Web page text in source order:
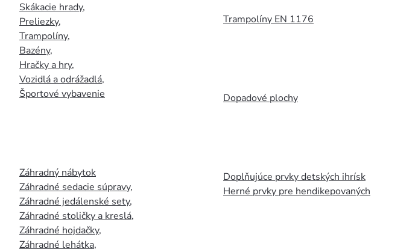
Skákacie hrady,
Preliezky,
Trampolíny,
Bazény,
Hračky a hry,
Vozidlá a odrážadlá,
Športové vybavenie
Záhradný nábytok
Záhradné sedacie súpravy,
Záhradné jedálenské sety,
Záhradné stoličky a kreslá,
Záhradné hojdačky,
Záhradné lehátka,
Trampolíny EN 1176
Dopadové plochy
Doplňujúce prvky detských ihrísk
Herné prvky pre hendikepovaných